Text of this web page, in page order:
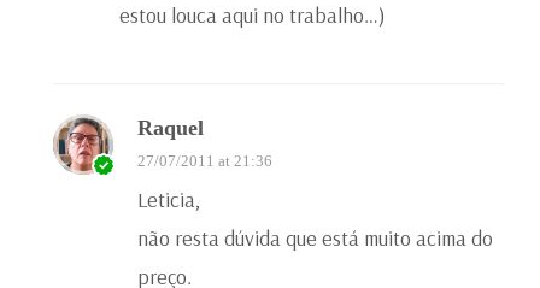
estou louca aqui no trabalho…)
Raquel
27/07/2011 at 21:36
Leticia,
não resta dúvida que está muito acima do
preço.